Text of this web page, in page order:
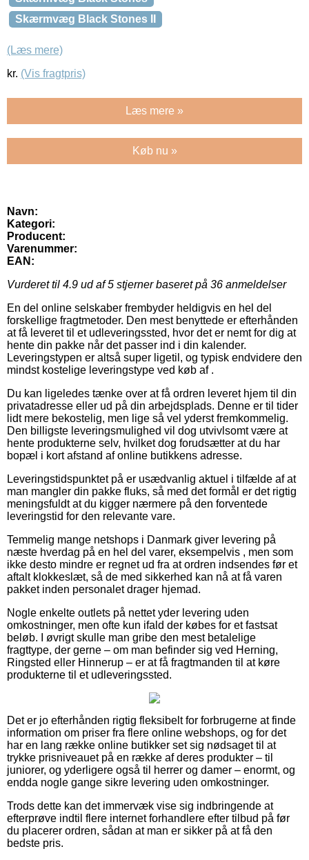
Skærmvæg Black Stones II
(Læs mere)
kr. (Vis fragtpris)
Læs mere »
Køb nu »
Navn:
Kategori:
Producent:
Varenummer:
EAN:
Vurderet til 4.9 ud af 5 stjerner baseret på 36 anmeldelser
En del online selskaber frembyder heldigvis en hel del
forskellige fragtmetoder. Den mest benyttede er efterhånden
at få leveret til et udleveringssted, hvor det er nemt for dig at
hente din pakke når det passer ind i din kalender.
Leveringstypen er altså super ligetil, og typisk endvidere den
mindst kostelige leveringstype ved køb af .
Du kan ligeledes tænke over at få ordren leveret hjem til din
privatadresse eller ud på din arbejdsplads. Denne er til tider
lidt mere bekostelig, men lige så vel yderst fremkommelig.
Den billigste leveringsmulighed vil dog utvivlsomt være at
hente produkterne selv, hvilket dog forudsætter at du har
bopæl i kort afstand af online butikkens adresse.
Leveringstidspunktet på er usædvanlig aktuel i tilfælde af at
man mangler din pakke fluks, så med det formål er det rigtig
meningsfuldt at du kigger nærmere på den forventede
leveringstid for den relevante vare.
Temmelig mange netshops i Danmark giver levering på
næste hverdag på en hel del varer, eksempelvis , men som
ikke desto mindre er regnet ud fra at ordren indsendes før et
aftalt klokkeslæt, så de med sikkerhed kan nå at få varen
pakket inden personalet drager hjemad.
Nogle enkelte outlets på nettet yder levering uden
omkostninger, men ofte kun ifald der købes for et fastsat
beløb. I øvrigt skulle man gribe den mest betalelige
fragttype, der gerne – om man befinder sig ved Herning,
Ringsted eller Hinnerup – er at få fragtmanden til at køre
produkterne til et udleveringssted.
Det er jo efterhånden rigtig fleksibelt for forbrugerne at finde
information om priser fra flere online webshops, og for det
har en lang række online butikker set sig nødsaget til at
trykke prisniveauet på en række af deres produkter – til
juniorer, og yderligere også til herrer og damer – enormt, og
endda nogle gange sikre levering uden omkostninger.
Trods dette kan det immervæk vise sig indbringende at
efterprøve indtil flere internet forhandlere efter tilbud på før
du placerer ordren, sådan at man er sikker på at få den
bedste pris.